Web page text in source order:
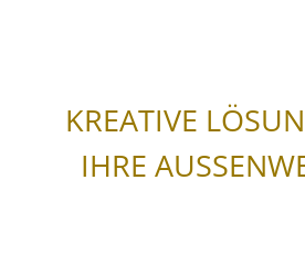
KREATIVE
IHRE